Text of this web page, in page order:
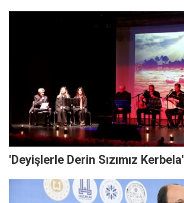
'Deyişlerle Derin Sızımız Kerbela'